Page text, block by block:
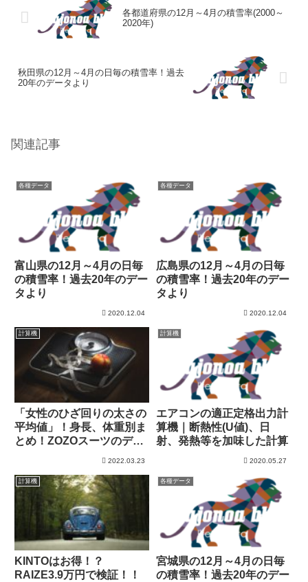
各都道府県の12月～4月の積雪率(2000～
2020年)
秋田県の12月～4月の日毎の積雪率！過去
20年のデータより
関連記事
各種データ
富山県の12月～4月の日毎
の積雪率！過去20年のデー
タより
2020.12.04
各種データ
広島県の12月～4月の日毎
の積雪率！過去20年のデー
タより
2020.12.04
計算機
「女性のひざ回りの太さの
平均値」！身長、体重別ま
とめ！ZOZOスーツのデー
2022.03.23
計算機
エアコンの適正定格出力計
算機｜断熱性(U値)、日
射、発熱等を加味した計算
2020.05.27
計算機
KINTOはお得！？
RAIZE3.9万円で検証！！
各種データ
宮城県の12月～4月の日毎
の積雪率！過去20年のデー